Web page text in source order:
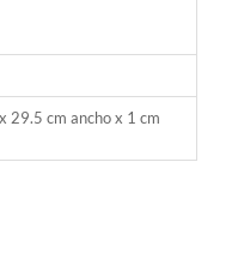
29.5 cm ancho x 1 cm